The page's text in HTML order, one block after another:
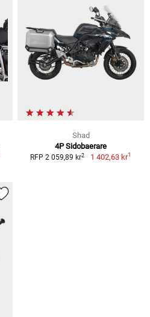
Shad
4P Sidobaerare
RFP 2 059,89 kr2 1 402,63 kr1